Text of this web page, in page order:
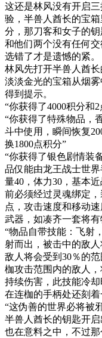
这还是林风没有开启
验，半兽人酋长的宝
分，那刀客和女子的
和他们两个没有任何
选错了才是遗憾的紧。
林风先打开半兽人酋
淡淡金光的宝箱从烟
得到提示。
“你获得了4000积分和
“你获得了特殊物品，
斗中使用，瞬间恢复
换1800点积分”
“你获得了银色剧情装
品仅能由龙王战士世
量40，体力30，基本
前必须经过灵魂绑定
点，攻击速度和移动
武器，如凑齐一套将
“物品自带技能：飞射
射而出，被击中的敌
敌人将会受到30％的
枷攻击范围内的敌人
持续伤害，此技能冷却
在连枷的手柄处还刻着
“这伪善的世界必将
半兽人酋长的钥匙开
也在意料之中，不过